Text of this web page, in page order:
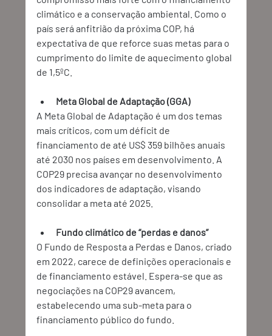
climático e a conservação ambiental. Como o
país será anfitrião da próxima COP, há
expectativa de que reforce suas metas para o
cumprimento do limite de aquecimento global
de 1,5ºC.
Meta Global de Adaptação (GGA)
A Meta Global de Adaptação é um dos temas
mais críticos, com um déficit de
financiamento de até US$ 359 bilhões anuais
até 2030 nos países em desenvolvimento. A
COP29 precisa avançar no desenvolvimento
dos indicadores de adaptação, visando
consolidar a meta até 2025.
Fundo climático de “perdas e danos”
O Fundo de Resposta a Perdas e Danos, criado
em 2022, carece de definições operacionais e
de financiamento estável. Espera-se que as
negociações na COP29 avancem,
estabelecendo uma sub-meta para o
financiamento público do fundo.